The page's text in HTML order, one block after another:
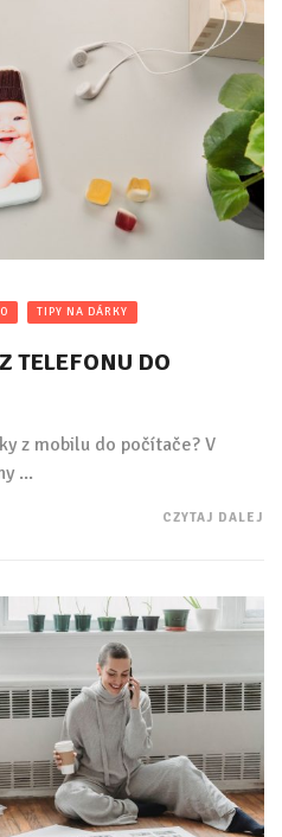
TIPY NA DÁRKY
TELEFONU DO
z mobilu do počítače? V
...
CZYTAJ DALEJ